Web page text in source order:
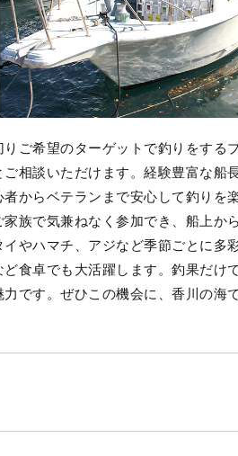
ご希望のターゲットで釣りをする
相談いただけます。経験豊富な船
からベテランまで安心して釣りを
族で気兼ねなく参加でき、船上か
やハマチ、アジなど季節ごとに多
食卓でも大活躍します。釣果だけ
です。ぜひこの機会に、香川の海